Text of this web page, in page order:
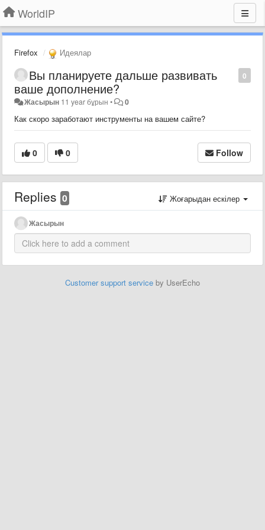
WorldIP
Firefox Идеялар
0
Вы планируете дальше развивать
ваше дополнение?
Жасырын 11 year бұрын • 0
Как скоро заработают инструменты на вашем сайте?
0 0 Follow
Replies 0 Жоғарыдан ескілер
Жасырын
Customer support service by UserEcho